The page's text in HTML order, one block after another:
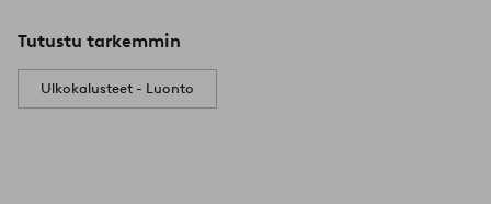
Tutustu tarkemmin
Ulkokalusteet - Luonto